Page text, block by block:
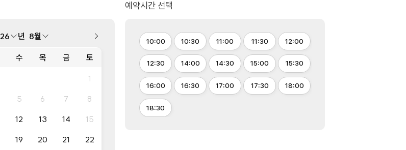
년
수 목 금 토
1
5 6 7
8
12 13 14
15
19 20 21
22
예약시간 선택
10:00 10:30 11:00 11:30 12:00
12:30 14:00 14:30 15:00 15:30
16:00 16:30 17:00 17:30 18:00
18:30